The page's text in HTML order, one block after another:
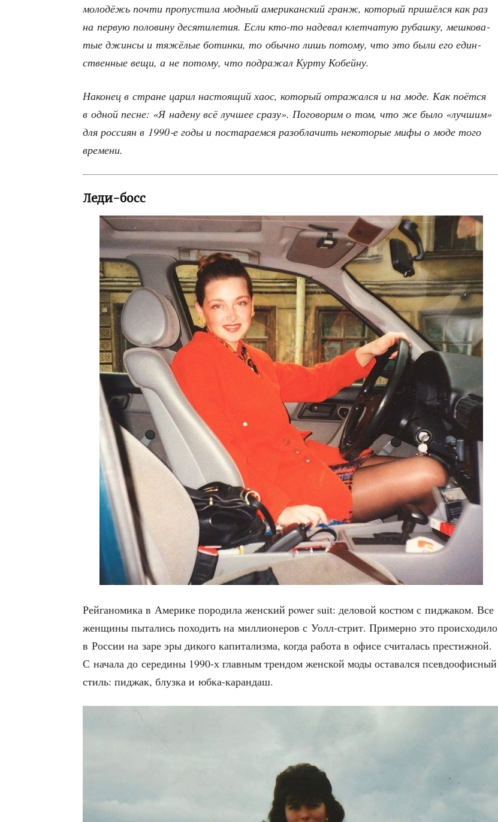
моло­дёжь почти про­пу­сти­ла мод­ный аме­ри­кан­ский гранж, кото­рый при­шёл­ся как раз
на первую поло­ви­ну деся­ти­ле­тия. Если кто-то наде­вал клет­ча­тую рубаш­ку, меш­ко­ва­
тые джин­сы и тяжё­лые ботин­ки, то обыч­но лишь пото­му, что это были его един­
ствен­ные вещи, а не пото­му, что под­ра­жал Кур­ту Кобейну.
Нако­нец в стране царил насто­я­щий хаос, кото­рый отра­жал­ся и на моде. Как поёт­ся
в одной песне: «Я наде­ну всё луч­шее сра­зу». Пого­во­рим о том, что же было «луч­шим»
для рос­си­ян в 1990‑е годы и поста­ра­ем­ся раз­об­ла­чить неко­то­рые мифы о моде того
времени.
Леди-босс
Рей­га­но­ми­ка в Аме­ри­ке поро­ди­ла жен­ский power suit: дело­вой костюм с пиджа­ком. Все
жен­щи­ны пыта­лись похо­дить на мил­ли­о­не­ров с Уолл-стрит. При­мер­но это про­ис­хо­ди­ло
в Рос­сии на заре эры дико­го капи­та­лиз­ма, когда рабо­та в офи­се счи­та­лась пре­стиж­ной.
С нача­ла до сере­ди­ны 1990‑х глав­ным трен­дом жен­ской моды оста­вал­ся псев­доофис­ный
стиль: пиджак, блуз­ка и юбка-карандаш.